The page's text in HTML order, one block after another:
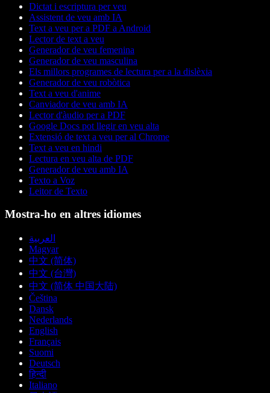
Dictat i escriptura per veu
Assistent de veu amb IA
Text a veu per a PDF a Android
Lector de text a veu
Generador de veu femenina
Generador de veu masculina
Els millors programes de lectura per a la dislèxia
Generador de veu robòtica
Text a veu d'anime
Canviador de veu amb IA
Lector d'àudio per a PDF
Google Docs pot llegir en veu alta
Extensió de text a veu per al Chrome
Text a veu en hindi
Lectura en veu alta de PDF
Generador de veu amb IA
Texto a Voz
Leitor de Texto
Mostra-ho en altres idiomes
العربية
Magyar
中文 (简体)
中文 (台灣)
中文 (简体 中国大陆)
Čeština
Dansk
Nederlands
English
Français
Suomi
Deutsch
हिन्दी
Italiano